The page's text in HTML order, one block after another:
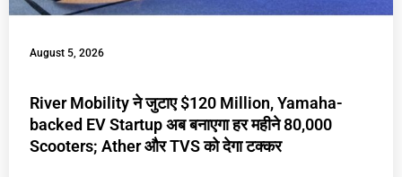
August 5, 2026
River Mobility ने जुटाए $120 Million, Yamaha-
backed EV Startup अब बनाएगा हर महीने 80,000
Scooters; Ather और TVS को देगा टक्कर